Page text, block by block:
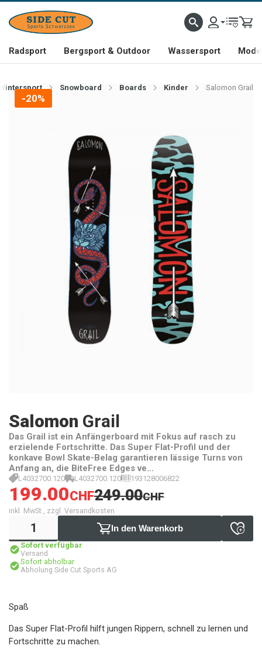
Radsport Bergsport & Outdoor Wassersport
Snowboard Boards Kinder Salomon Grail
-20%
Salomon Grail
Das Grail ist ein Anfängerboard mit Fokus auf rasch zu
erzielende Fortschritte. Das Super Flat-Profil und der
konkave Bowl Skate-Belag garantieren lässige Turns von
Anfang an, die BiteFree Edges ve...
L4032700.120 L4032700.120 193128006822
199.00CHF249.00CHF
inkl. MwSt., zzgl. Versandkosten
In den Warenkorb
Sofort verfügbar
Versand
Sofort abholbar
Abholung Side Cut Sports AG
Spaß
Das Super Flat-Profil hilft jungen Rippern, schnell zu lernen und
Fortschritte zu machen.